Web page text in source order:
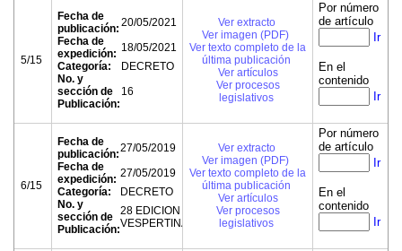
5/15
Fecha de
publicación: 20/05/2021
Fecha de
expedición: 18/05/2021
Categoría:
DECRETO
No. y
sección de
Publicación:
16
Ver extracto
Ver imagen (PDF)
Ver texto completo de la
última publicación
Ver artículos
Ver procesos
legislativos
Por número
de artículo
Ir
En el
contenido
Ir
6/15
Fecha de
publicación:27/05/2019
Fecha de
expedición: 27/05/2019
Categoría:
DECRETO
No. y
sección de
Publicación:
28 EDICION
VESPERTINA
Ver extracto
Ver imagen (PDF)
Ver texto completo de la
última publicación
Ver artículos
Ver procesos
legislativos
Por número
de artículo
Ir
En el
contenido
Ir